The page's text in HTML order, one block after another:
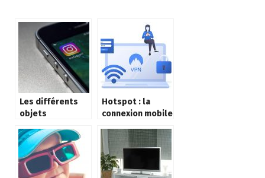
Les différents
objets
Hotspot : la
connexion mobile